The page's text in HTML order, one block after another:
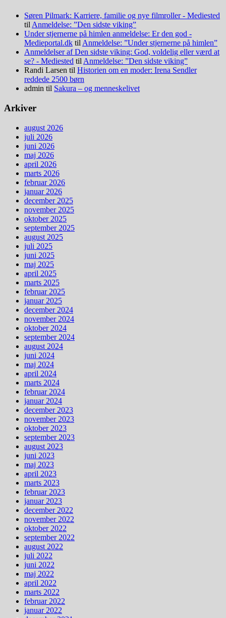
Søren Pilmark: Karriere, familie og nye filmroller - Mediested
til Anmeldelse: ”Den sidste viking”
Under stjernerne på himlen anmeldelse: Er den god -
Medieportal.dk til Anmeldelse: ”Under stjernerne på himlen”
Anmeldelser af Den sidste viking: God, voldelig eller værd at
se? - Mediested til Anmeldelse: ”Den sidste viking”
Randi Larsen til Historien om en moder: Irena Sendler
reddede 2500 børn
admin til Sakura – og menneskelivet
Arkiver
august 2026
juli 2026
juni 2026
maj 2026
april 2026
marts 2026
februar 2026
januar 2026
december 2025
november 2025
oktober 2025
september 2025
august 2025
juli 2025
juni 2025
maj 2025
april 2025
marts 2025
februar 2025
januar 2025
december 2024
november 2024
oktober 2024
september 2024
august 2024
juni 2024
maj 2024
april 2024
marts 2024
februar 2024
januar 2024
december 2023
november 2023
oktober 2023
september 2023
august 2023
juni 2023
maj 2023
april 2023
marts 2023
februar 2023
januar 2023
december 2022
november 2022
oktober 2022
september 2022
august 2022
juli 2022
juni 2022
maj 2022
april 2022
marts 2022
februar 2022
januar 2022